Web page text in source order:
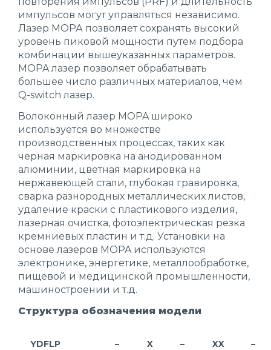
импульсов могут управляться независимо.
Лазер МОРА позволяет сохранять высокий
уровень пиковой мощности путем подбора
комбинации вышеуказанных параметров.
MOPA лазер позволяет обрабатывать
большее число различных материалов, чем
Q-switch лазер.
Волоконный лазер MOPA широко
используется во множестве
производственных процессах, таких как
черная маркировка на анодированном
алюминии, цветная маркировка на
нержавеющей стали, глубокая гравировка,
сварка разнородных металлических листов,
удаление краски с пластикового изделия,
лазерная очистка, фотоэлектрическая резка
кремниевых пластин и т.д. Установки на
основе лазеров MOPA используются
электронике, энергетике, металлообработке,
пищевой и медицинской промышленности,
машиностроении и т.д.
Структура обозначения модели
YDFLP – X – XX –